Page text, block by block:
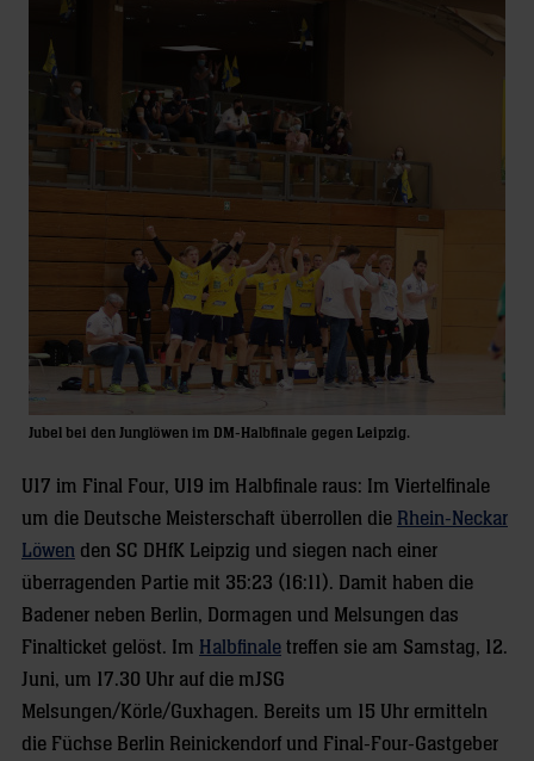
Jubel bei den Junglöwen im DM-Halbfinale gegen Leipzig.
U17 im Final Four, U19 im Halbfinale raus: Im Viertelfinale
um die Deutsche Meisterschaft überrollen die Rhein-Neckar
Löwen den SC DHfK Leipzig und siegen nach einer
überragenden Partie mit 35:23 (16:11). Damit haben die
Badener neben Berlin, Dormagen und Melsungen das
Finalticket gelöst. Im Halbfinale treffen sie am Samstag, 12.
Juni, um 17.30 Uhr auf die mJSG
Melsungen/Körle/Guxhagen. Bereits um 15 Uhr ermitteln
die Füchse Berlin Reinickendorf und Final-Four-Gastgeber